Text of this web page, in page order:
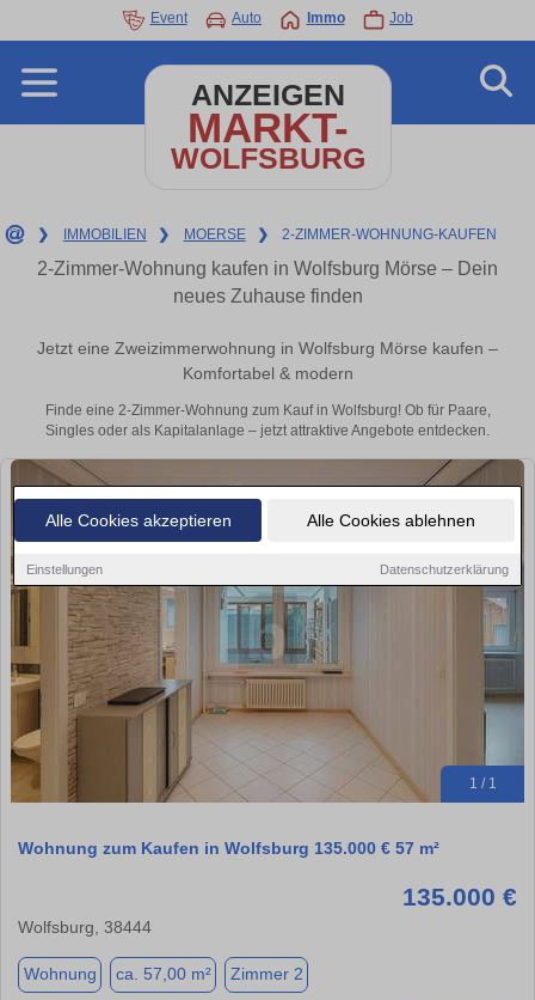
Alle Cookies akzeptieren Alle Cookies ablehnen
Einstellungen Datenschutzerklärung
Event Auto Immo Job
ANZEIGEN
MARKT-
WOLFSBURG
❯ IMMOBILIEN ❯ MOERSE ❯ 2-ZIMMER-WOHNUNG-KAUFEN
2-Zimmer-Wohnung kaufen in Wolfsburg Mörse – Dein
neues Zuhause finden
Jetzt eine Zweizimmerwohnung in Wolfsburg Mörse kaufen –
Komfortabel & modern
Finde eine 2-Zimmer-Wohnung zum Kauf in Wolfsburg! Ob für Paare,
Singles oder als Kapitalanlage – jetzt attraktive Angebote entdecken.
1 / 1
Wohnung zum Kaufen in Wolfsburg 135.000 € 57 m²
135.000 €
Wolfsburg, 38444
Wohnung ca. 57,00 m² Zimmer 2